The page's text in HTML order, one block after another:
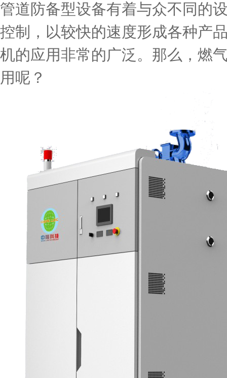
管道防备型设备有着与众不同的
控制，以较快的速度形成各种产
机的应用非常的广泛。那么，燃
用呢？